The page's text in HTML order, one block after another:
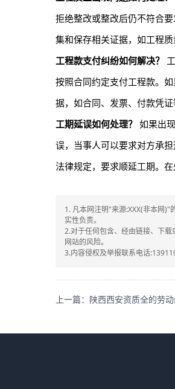
拒绝整改或整改后仍不符合
集和保存相关证据，如工程质
工程款支付纠纷如何解决？
按照合同约定支付工程款。
据，如合同、发票、付款凭证
工期延误如何处理？ 如果出
误，当事人可以要求对方承
法律规定，要求顺延工期。
1. 凡本网注明"来源:XXX(非本网
实性负责。
2.对于任何包含、经由链接、下
网站的风险。
3.内容侵权及举报联系电话